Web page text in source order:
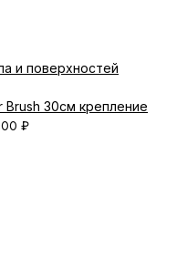
и поверхностей
Brush 30см крепление
₽